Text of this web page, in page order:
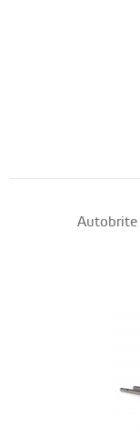
Autobrite